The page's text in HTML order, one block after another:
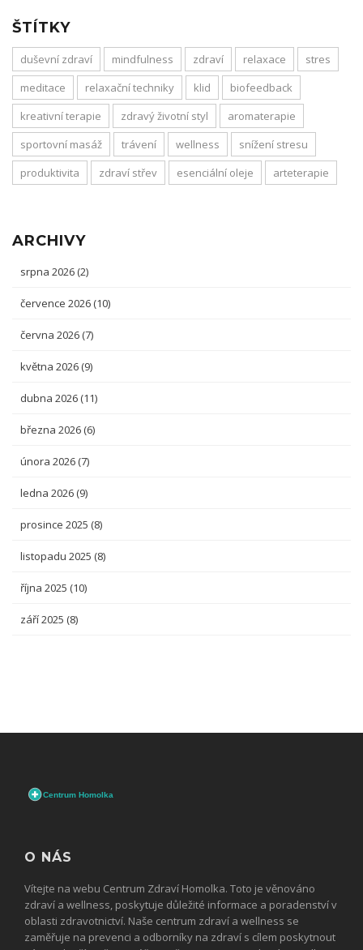
ŠTÍTKY
duševní zdraví mindfulness zdraví relaxace
stres
meditace
relaxační techniky klid
biofeedback
kreativní terapie
zdravý životní styl
aromaterapie
sportovní masáž
trávení wellness
snížení stresu
produktivita
zdraví střev esenciální oleje arteterapie
ARCHIVY
srpna 2026 (2)
července 2026 (10)
června 2026 (7)
května 2026 (9)
dubna 2026 (11)
března 2026 (6)
února 2026 (7)
ledna 2026 (9)
prosince 2025 (8)
listopadu 2025 (8)
října 2025 (10)
září 2025 (8)
O NÁS
Vítejte na webu Centrum Zdraví Homolka. Toto je věnováno
zdraví a wellness, poskytuje důležité informace a poradenství v
oblasti zdravotnictví. Naše centrum zdraví a wellness se
zaměřuje na prevenci a odborníky na zdraví s cílem poskytnout